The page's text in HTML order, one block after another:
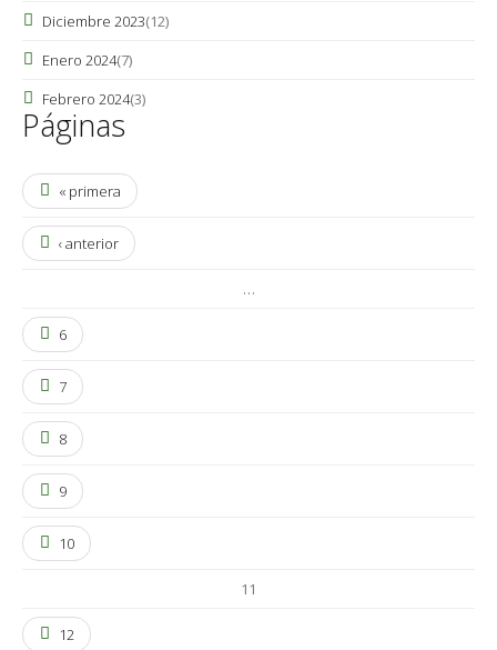
Diciembre 2023(12)
Enero 2024(7)
Febrero 2024(3)
Páginas
« primera
‹ anterior
…
6
7
8
9
10
11
12